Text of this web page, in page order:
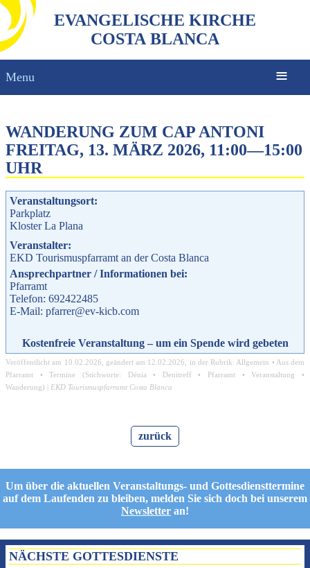
EVANGELISCHE KIRCHE
COSTA BLANCA
Menu
WANDERUNG ZUM CAP ANTONI
FREITAG, 13. MÄRZ 2026, 11:00—15:00
UHR
Veranstaltungsort:
Parkplatz
Kloster La Plana
Veranstalter:
EKD Tourismuspfarramt an der Costa Blanca
Ansprechpartner / Informationen bei:
Pfarramt
Telefon: 692422485
E-Mail: pfarrer@ev-kicb.com
Kostenfreie Veranstaltung – um ein Spende wird gebeten
Veröffentlicht am 10.02.2026 , geändert am 12.02.2026 , in der Rubrik: Allgemein • Aus dem
Pfarramt •Termine (Stichworte: Dénia • Denitreff• Pfarramt • Veranstaltung
•
Wanderung) | EKD Tourismuspfarramt Costa Blanca
zurück
Um über die aktuellen Veranstaltungs- und Gottesdiensttermine
auf dem Laufenden zu bleiben, melden Sie sich doch bei unserem
Newsletter an!
NÄCHSTE GOTTESDIENSTE